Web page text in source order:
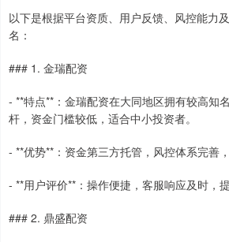
以下是根据平台资质、用户反馈、风控能力
名：
### 1. 金瑞配资
- **特点**：金瑞配资在大同地区拥有较高知
杆，资金门槛较低，适合中小投资者。
- **优势**：资金第三方托管，风控体系完善
- **用户评价**：操作便捷，客服响应及时，提
### 2. 鼎盛配资